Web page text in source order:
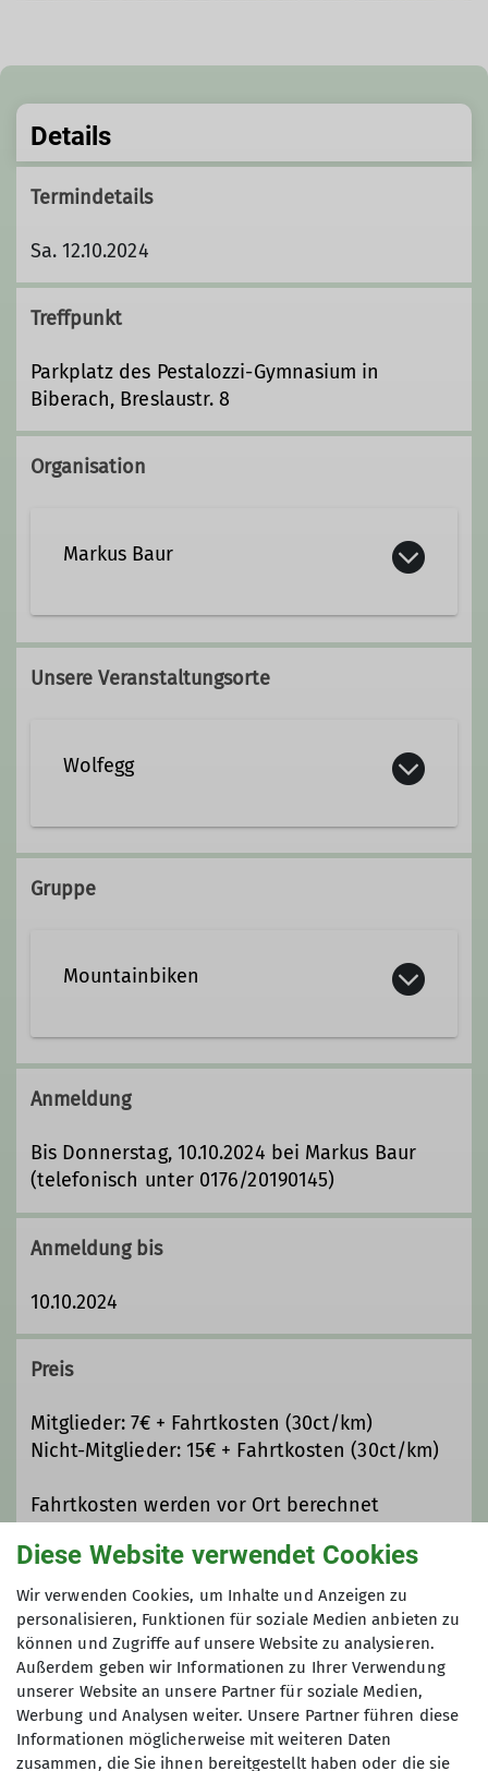
Details
Termindetails
Sa. 12.10.2024
Treffpunkt
Parkplatz des Pestalozzi-Gymnasium in
Biberach, Breslaustr. 8
Organisation
Markus Baur
0176/20190145
Kontakt aufnehmen
Qualifikationen
Unsere Veranstaltungsorte
Wolfegg
Wolfegg
Gruppe
Mountainbiken
Die im Jahr 2019 gegründete
Mountainbikegruppe des DAV
Biberach hat es sich zum Ziel gesetzt
den Bergsport „Mountainbiken“ zum
festen Bestandteil der Sektion zu
Touren und Ausbildung 2026
Pünktlich zum Saisonstart steht das
Mountainbike Touren- und
regelmäßig auf unserer Homepage für
Änderungen und neue Angebote
Feierabendrunde für die Saison 2026
startet am 02. April!
17.30 an der Kletterhalle zu einer
anfängertauglichen Tour rund um
Biberach (ca. 2 h). E-Biker und Bio-
Biker sind beide herzlich willkommen,
ein Mountainbike sollte es allerdings
schon sein.
Anmeldung
Bis Donnerstag, 10.10.2024 bei Markus Baur
(telefonisch unter 0176/20190145)
Anmeldung bis
10.10.2024
Preis
Mitglieder: 7€ + Fahrtkosten (30ct/km)
Nicht-Mitglieder: 15€ + Fahrtkosten (30ct/km)
Fahrtkosten werden vor Ort berechnet
Auf die Teilnahmebedingungen des DAV
Biberach wird hingewiesen!
Maximale Teilnehmeranzahl
8
Diese Website verwendet Cookies
Wir verwenden Cookies, um Inhalte und Anzeigen zu
personalisieren, Funktionen für soziale Medien anbieten zu
können und Zugriffe auf unsere Website zu analysieren.
Außerdem geben wir Informationen zu Ihrer Verwendung
unserer Website an unsere Partner für soziale Medien,
Werbung und Analysen weiter. Unsere Partner führen diese
Informationen möglicherweise mit weiteren Daten
zusammen, die Sie ihnen bereitgestellt haben oder die sie